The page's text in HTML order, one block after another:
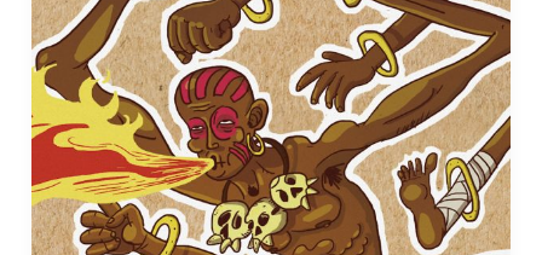
salón.